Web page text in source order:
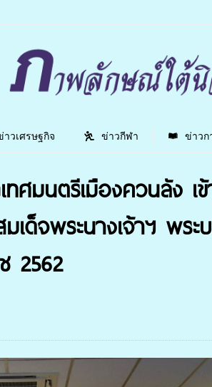
าวเศรษฐกิจ ข่าวกีฬา ข่าวก
นตรีเมืองควนลัง เ
เด็จพระนางเจ้าฯ พร
2562